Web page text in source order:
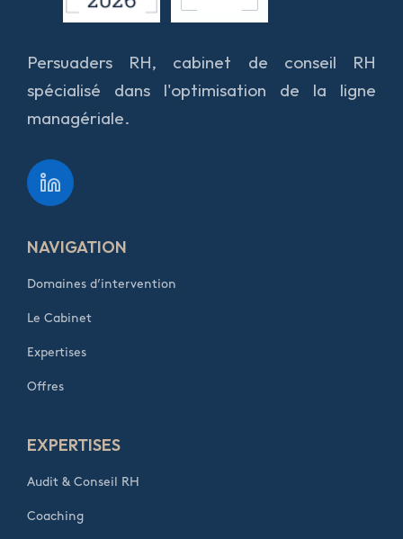
Persuaders RH, cabinet de conseil RH
spécialisé dans l'optimisation de la ligne
managériale.
NAVIGATION
Domaines d’intervention
Le Cabinet
Expertises
Offres
EXPERTISES
Audit & Conseil RH
Coaching